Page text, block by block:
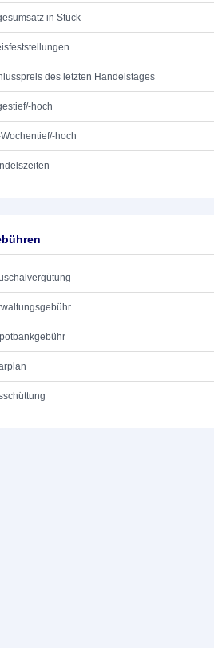
in Stück
des letzten Handelstages
hoch
hoch